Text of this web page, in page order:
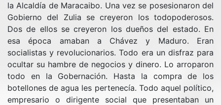
la Alcaldía de Maracaibo. Una vez se posesionaron del
Gobierno del Zulia se creyeron los todopoderosos.
Dos de ellos se creyeron los dueños del estado. En
esa época amaban a Chávez y Maduro. Eran
socialistas y revolucionarios. Todo era un disfraz para
ocultar su hambre de negocios y dinero. Lo arroparon
todo en la Gobernación. Hasta la compra de los
botellones de agua les pertenecía. Todo aquel político,
empresario o dirigente social que presentaban un